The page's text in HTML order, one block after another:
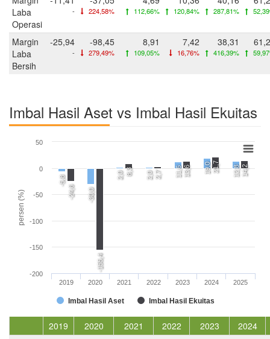
Laba
Operasi
- 224,58% 112,66% 120,84% 287,81%
Margin
Laba
Bersih
-25,94
-
-98,45
279,49%
8,91
109,05%
7,42
16,76%
38,31
416,39%
Imbal Hasil Aset vs Imbal Hasil Ekuitas
persen (%)
-5,8
-30,0
2,0 2,0 11,6 19,0 12,8
-24,6
-155,4
8,3 2,7 13,6 21,7 14,2
Imbal Hasil Aset Imbal Hasil Ekuitas
2019 2020 2021 2022 2023 2024 2025
-200
-150
-100
-50
0
50
2019 2020 2021 2022 2023
2024